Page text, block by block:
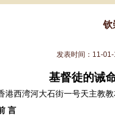
钦
发表时间： 11-01-
基督徒的诫
港西湾河大石街一号天主教教
言